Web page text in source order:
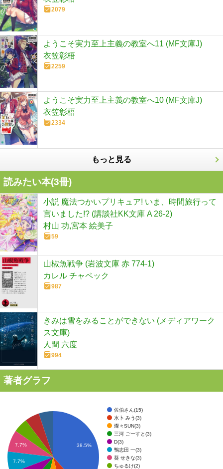
2079
ようこそ実力至上主義の教室へ11 (MF文庫J)
衣笠彰梧
2259
ようこそ実力至上主義の教室へ10 (MF文庫J)
衣笠彰梧
2334
もっと見る
読みたい本(3冊)
小説 魔法つかいプリキュア! いま、時間旅行って
言いました!? (講談社KK文庫 A 26-2)
村山 功,宮本 絵美子
59
山椒魚戦争 (岩波文庫 赤 774-1)
カレル チャペック
987
きみは雪をみることができない (メディアワーク
ス文庫)
人間 六度
994
著者グラフ
佐伯さん(15)
水卜 みう(3)
燦々SUN(3)
三河 ごーすと(3)
D(3)
鴨志田 一(3)
葵 せきな(3)
ちゅるけ(2)
38.5%
7.7%
7.7%